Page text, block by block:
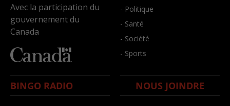
Avec la participation du
gouvernement du
Canada
- Politique
- Santé
- Société
- Sports
BINGO RADIO NOUS JOINDRE